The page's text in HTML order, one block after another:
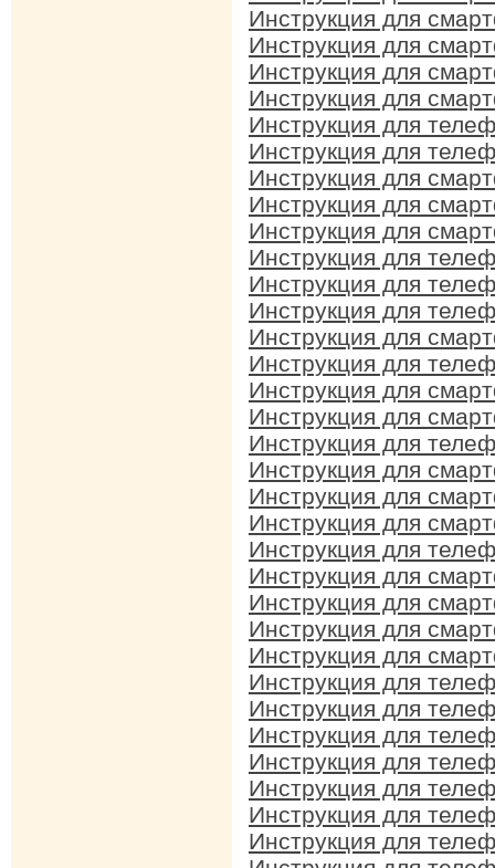
Инструкция для
Инструкция для
Инструкция для
Инструкция для
Инструкция для
Инструкция для
Инструкция для
Инструкция для
Инструкция для
Инструкция для
Инструкция для
Инструкция для
Инструкция для
Инструкция для
Инструкция для
Инструкция для
Инструкция для
Инструкция для
Инструкция для
Инструкция для
Инструкция для
Инструкция для
Инструкция для
Инструкция для
Инструкция для
Инструкция для
Инструкция для
Инструкция для
Инструкция для
Инструкция для
Инструкция для
Инструкция для